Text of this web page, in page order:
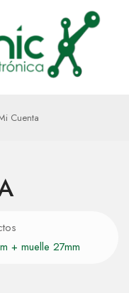
Cuenta
+ muelle 27mm